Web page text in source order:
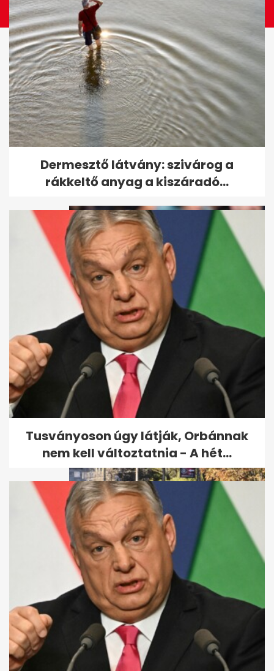
RTL: Hat órát kellett várni a
mentőre, a beteg belehalt a...
A Bors közzétett egy OMSZ-
jelentést Magyar Péterről - A
hét...
Nem voltak elegen a 170 kilós
férfi "biztonságos...
Dermesztő látvány: szivárog a
rákkeltő anyag a kiszáradó...
Tusványoson úgy látják, Orbánnak
nem kell változtatnia - A hét...